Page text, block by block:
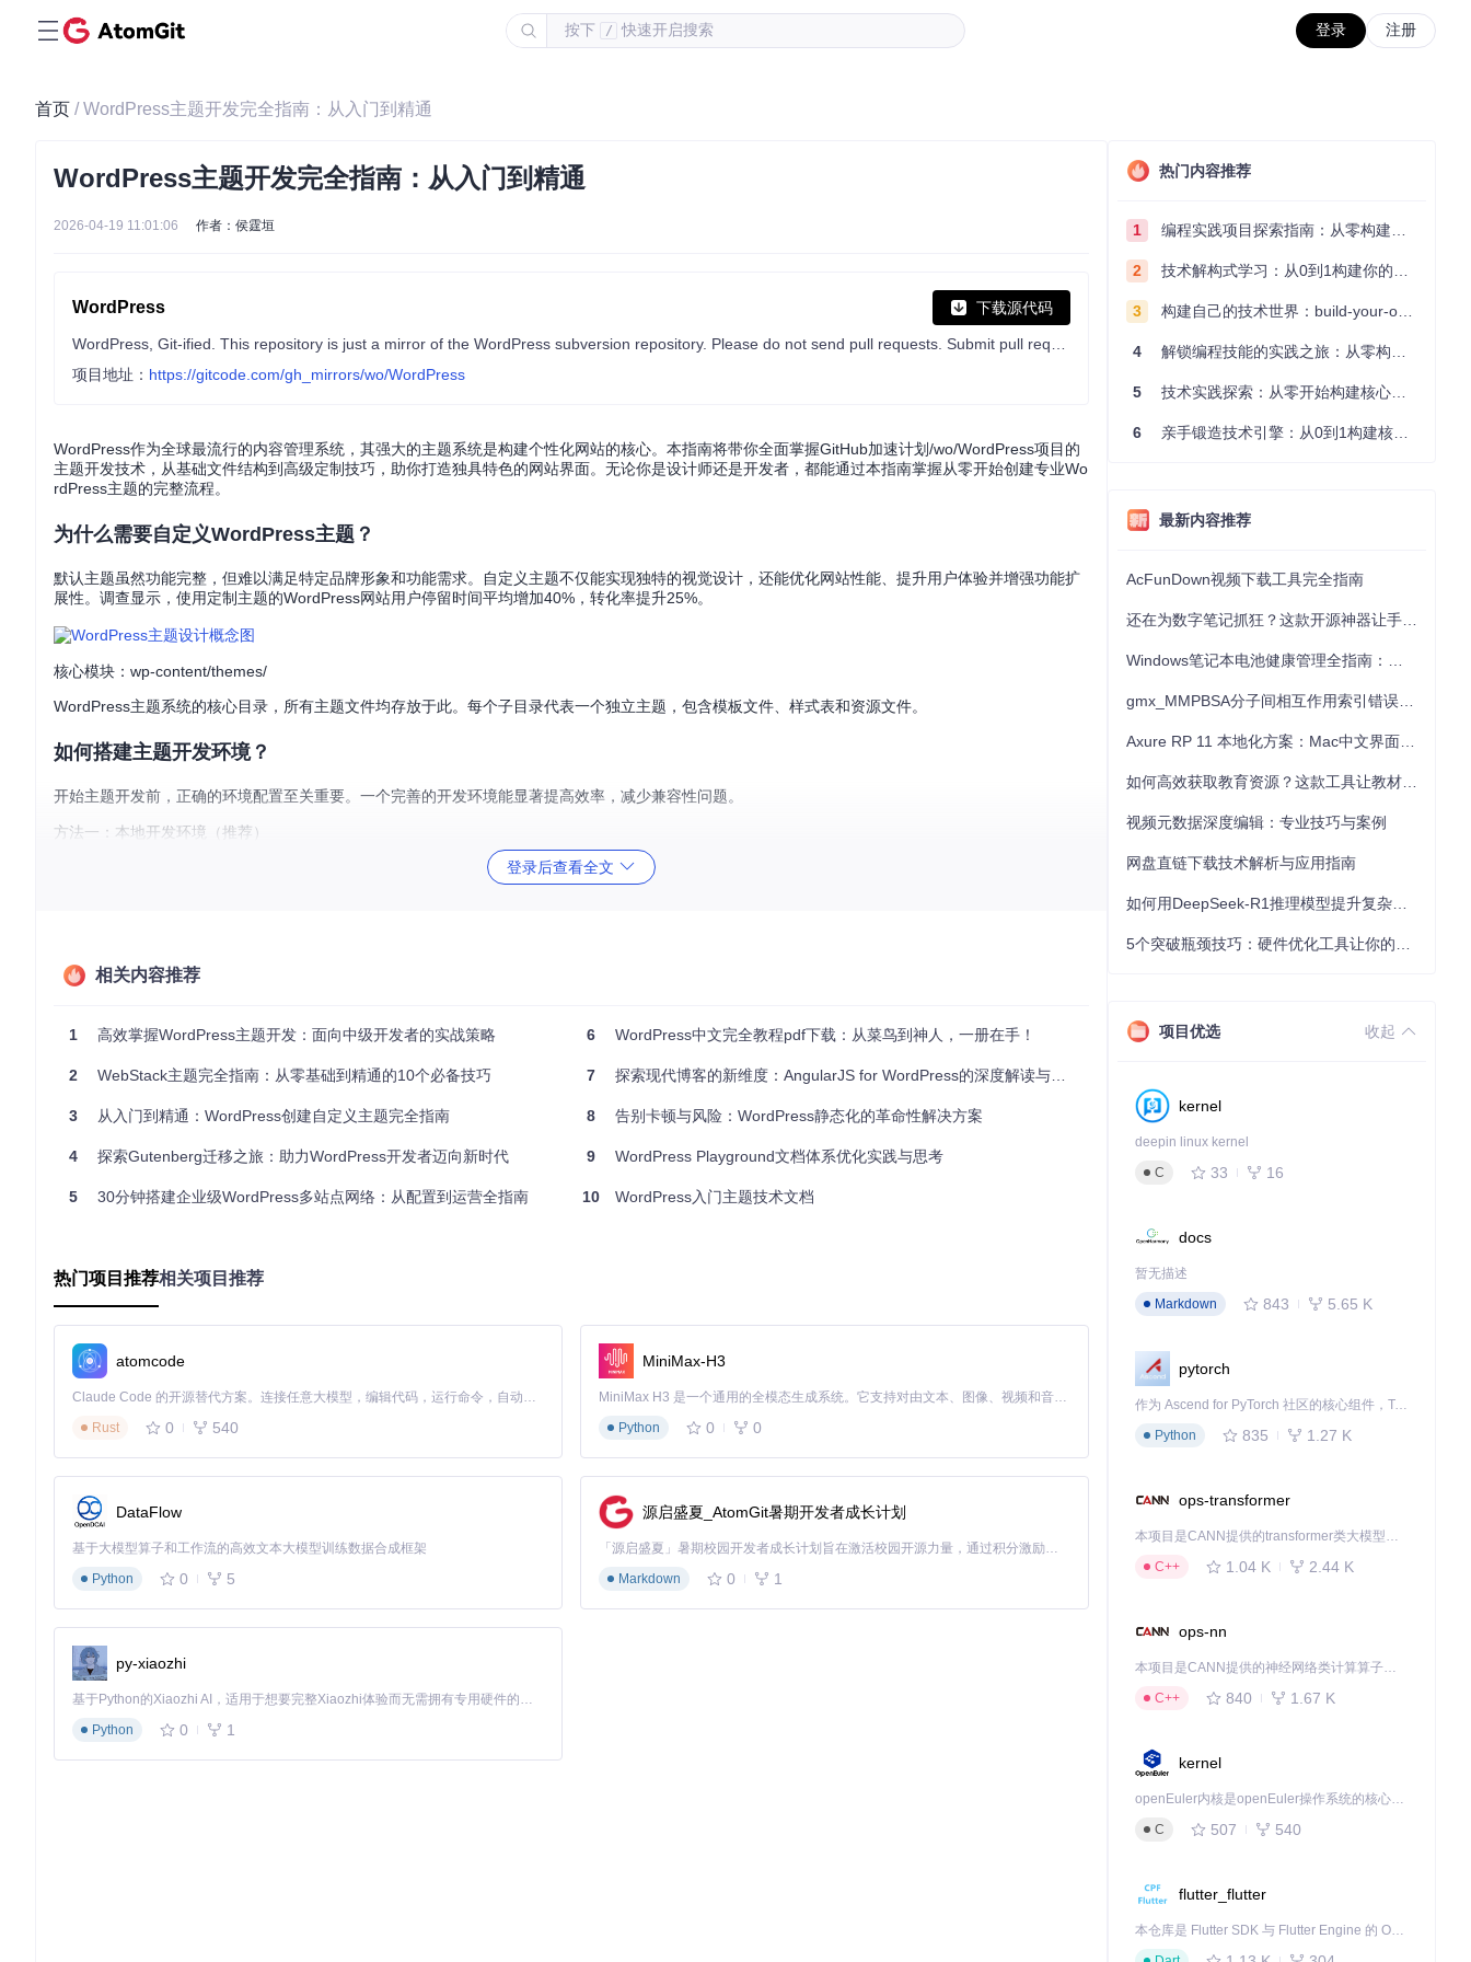
按下 / 快速开启搜索 登录 注册
首页 / WordPress主题开发完全指南：从入门到精通
WordPress主题开发完全指南：从入门到精通
2026-04-19 11:01:06 作者：侯霆垣
WordPress 下载源代码
项目地址： https://gitcode.com/gh_mirrors/wo/WordPress
WordPress作为全球最流行的内容管理系统，其强大的主题系统是构建个性化网站的核心。本指南将带你全面掌握GitHub加速计划/wo/WordPress项目的
主题开发技术，从基础文件结构到高级定制技巧，助你打造独具特色的网站界面。无论你是设计师还是开发者，都能通过本指南掌握从零开始创建专业Wo
rdPress主题的完整流程。
为什么需要自定义WordPress主题？
默认主题虽然功能完整，但难以满足特定品牌形象和功能需求。自定义主题不仅能实现独特的视觉设计，还能优化网站性能、提升用户体验并增强功能扩
展性。调查显示，使用定制主题的WordPress网站用户停留时间平均增加40%，转化率提升25%。
核心模块：wp-content/themes/
WordPress主题系统的核心目录，所有主题文件均存放于此。每个子目录代表一个独立主题，包含模板文件、样式表和资源文件。
如何搭建主题开发环境？
开始主题开发前，正确的环境配置至关重要。一个完善的开发环境能显著提高效率，减少兼容性问题。
方法一：本地开发环境（推荐）
Step 1/3：安装本地服务器软件（如XAMPP、MAMP或Local by Flywheel） Step 2/3：克隆WordPress仓库：
Step 3/3：配置wp-config.php文件，设置数据库连接
两种方法各有优劣：本地环境适合复杂开发，提供完整控制权；在线环境适合快速原型设计，无需本地配置。对于团队协作，推荐使用本地环境配合版本
style.css：主题样式表，包含主题元数据
functions.php：主题功能扩展文件
可选模板文件
single.php：文章详情页模板
page.php：页面模板
archive.php：归档页面模板
sidebar.php：侧边栏模板
核心模块：wp-includes/template.php 负责WordPress模板系统的核心功能，控制模板文件的加载和渲染流程。
如何实现响应式设计与自定义样式？
现代网站必须适应各种设备屏幕尺寸，同时保持独特的视觉风格。WordPress主题提供多种方式实现响应式设计和样式定制。
方法一：CSS媒体查询
.site-header {
padding
  }
.content-area
width
100% ;
  }
登录后查看全文
相关内容推荐
1 高效掌握WordPress主题开发：面向中级开发者的实战策略
2 WebStack主题完全指南：从零基础到精通的10个必备技巧
3 从入门到精通：WordPress创建自定义主题完全指南
4 探索Gutenberg迁移之旅：助力WordPress开发者迈向新时代
5 30分钟搭建企业级WordPress多站点网络：从配置到运营全指南
6 WordPress中文完全教程pdf下载：从菜鸟到神人，一册在手！
7 探索现代博客的新维度：AngularJS for WordPress的深度解读与推荐
8 告别卡顿与风险：WordPress静态化的革命性解决方案
9 WordPress Playground文档体系优化实践与思考
10 WordPress入门主题技术文档
热门项目推荐相关项目推荐
atomcode
Claude Code 的开源替代方案。连接任意大模型，编辑代码，运行命令，自动验证 — 全自动执行。用 Rust 构建，极致性能。 ｜ An open-source alternative to Claude Code. Connect any LLM, edit code, run commands, and verify changes — autonomously. Built in Rust for speed. Get Started
Rust
0 540
MiniMax-H3
MiniMax H3 是一个通用的全模态生成系统。它支持对由文本、图像、视频和音频组成的多模态上下文进行统一理解，并能生成分辨率高达 2K、时长可达 15 秒的带原生立体声音频的视频。得益于面向任务泛化的系统设计，H3 在预训练阶段就已具备广泛的多模态上下文理解与生成能力，能够出色地执行复杂的多模态指令。
Python
0 0
DataFlow
基于大模型算子和工作流的高效文本大模型训练数据合成框架
Python
0 5
源启盛夏_AtomGit暑期开发者成长计划
「源启盛夏」暑期校园开发者成长计划旨在激活校园开源力量，通过积分激励、认证扶持、资源倾斜等形式，引导高校组织和开发者完成「入驻 — 建项目 — 做贡献 — 获认证 — 得资源」的完整闭环。无论你是想带领社团入驻平台的组织者，还是希望用代码贡献证明自己的开发者，都能在这里找到属于你的成长路径。
Markdown
0 1
py-xiaozhi
基于Python的Xiaozhi AI，适用于想要完整Xiaozhi体验而无需拥有专用硬件的用户。
Python
0 1
热门内容推荐
1 编程实践项目探索指南：从零构建技术能力体系
2 技术解构式学习：从0到1构建你的编程知识体系
3 构建自己的技术世界：build-your-own-x项目的实践探索指南
4 解锁编程技能的实践之旅：从零构建你的技术世界
5 技术实践探索：从零开始构建核心系统的实践指南
6 亲手锻造技术引擎：从0到1构建核心系统的实践指南
最新内容推荐
AcFunDown视频下载工具完全指南
视频元数据深度编辑：专业技巧与案例
网盘直链下载技术解析与应用指南
项目优选 收起
kernel
deepin linux kernel
C
33 16
docs
暂无描述
Markdown
843 5.65 K
pytorch
作为 Ascend for PyTorch 社区的核心组件，TorchNPU 是昇腾专为 PyTorch 打造的深度学习适配插件，使 PyTorch 框架能够直接调用昇腾 NPU，为开发者提供昇腾 AI 处理器的超强算力。
Python
835 1.27 K
ops-transformer
本项目是CANN提供的transformer类大模型算子库，实现网络在NPU上加速计算。
C++
1.04 K 2.44 K
ops-nn
本项目是CANN提供的神经网络类计算算子库，实现网络在NPU上加速计算。
C++
840 1.67 K
kernel
openEuler内核是openEuler操作系统的核心，既是系统性能与稳定性的基石，也是连接处理器、设备与服务的桥梁。
C
507 540
flutter_flutter
本仓库是 Flutter SDK 与 Flutter Engine 的 OpenHarmony 适配版本，由 CPF-Flutter 团队维护。开发者可使用熟悉的 Flutter 技术栈开发 OpenHarmony 应用，3.35.7 及以后的适配版本可基于本仓库源码构建支持 OpenHarmony 的 Flutter Engine。